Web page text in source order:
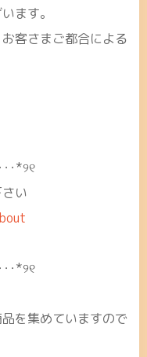
ます。
客さまご都合による
･･*୨୧
い
･･*୨୧
を集めていますので